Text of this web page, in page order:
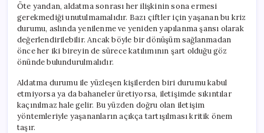
Öte yandan, aldatma sonrası her ilişkinin sona ermesi
gerekmediği unutulmamalıdır. Bazı çiftler için yaşanan bu kriz
durumu, aslında yenilenme ve yeniden yapılanma şansı olarak
değerlendirilebilir. Ancak böyle bir dönüşüm sağlanmadan
önce her iki bireyin de sürece katılımının şart olduğu göz
önünde bulundurulmalıdır.
Aldatma durumu ile yüzleşen kişilerden biri durumu kabul
etmiyorsa ya da bahaneler üretiyorsa, iletişimde sıkıntılar
kaçınılmaz hale gelir. Bu yüzden doğru olan iletişim
yöntemleriyle yaşananların açıkça tartışılması kritik önem
taşır.